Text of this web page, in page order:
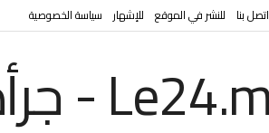
اتصل بنا للنشر في الموقع للإشهار سياسة الخصوصية